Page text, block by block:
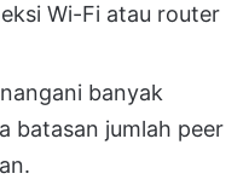
Wi-Fi atau router
banyak
batasan jumlah peer